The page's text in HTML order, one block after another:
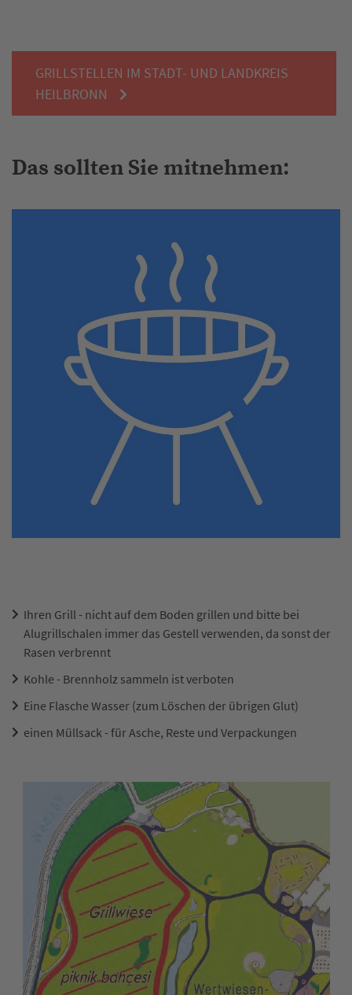
GRILLSTELLEN IM STADT- UND LANDKREIS
HEILBRONN
Das sollten Sie mitnehmen:
Ihren Grill - nicht auf dem Boden grillen und bitte bei
Alugrillschalen immer das Gestell verwenden, da sonst der
Rasen verbrennt
Kohle - Brennholz sammeln ist verboten
Eine Flasche Wasser (zum Löschen der übrigen Glut)
einen Müllsack - für Asche, Reste und Verpackungen